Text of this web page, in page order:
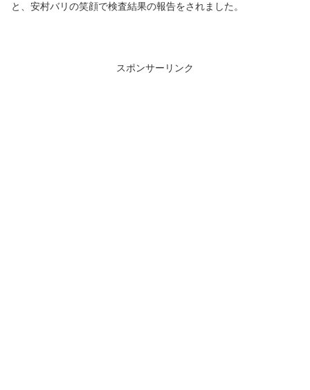
と、安村バリの笑顔で検査結果の報告をされました。
スポンサーリンク